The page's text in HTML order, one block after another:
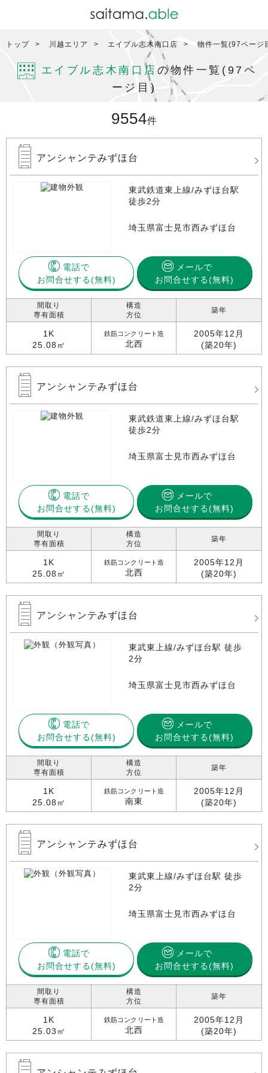
トップ 川越エリア エイブル志木南口店 物件一覧(97ページ
エイブル志木南口店 の物件一覧(97ペ
ージ目)
9554件
アンシャンテみずほ台
東武鉄道東上線/みずほ台駅
徒歩2分
埼玉県富士見市西みずほ台
電話で
お問合せする
メールで
お問合せする(無料)
間取り
専有面積
1K
25.08㎡
構造
方位
鉄筋コンクリート造
北西
築年
2005年12月
(築20年)
アンシャンテみずほ台
東武鉄道東上線/みずほ台駅
徒歩2分
埼玉県富士見市西みずほ台
電話で
お問合せする
メールで
お問合せする(無料)
間取り
専有面積
1K
25.08㎡
構造
方位
鉄筋コンクリート造
北西
築年
2005年12月
(築20年)
アンシャンテみずほ台
東武東上線/みずほ台駅 徒歩
2分
埼玉県富士見市西みずほ台
電話で
お問合せする
メールで
お問合せする(無料)
間取り
専有面積
1K
25.08㎡
構造
方位
鉄筋コンクリート造
南東
築年
2005年12月
(築20年)
アンシャンテみずほ台
東武東上線/みずほ台駅 徒歩
2分
埼玉県富士見市西みずほ台
電話で
お問合せする
メールで
お問合せする(無料)
間取り
専有面積
1K
25.03㎡
構造
方位
鉄筋コンクリート造
北西
築年
2005年12月
(築20年)